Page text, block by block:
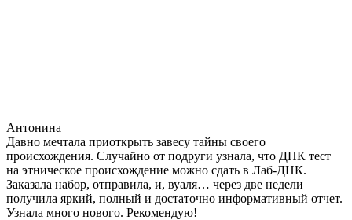
Антонина
Давно мечтала приоткрыть завесу тайны своего
происхождения. Случайно от подруги узнала, что ДНК тест
на этническое происхождение можно сдать в Лаб-ДНК.
Заказала набор, отправила, и, вуаля… через две недели
получила яркий, полный и достаточно информативный отчет.
Узнала много нового. Рекомендую!